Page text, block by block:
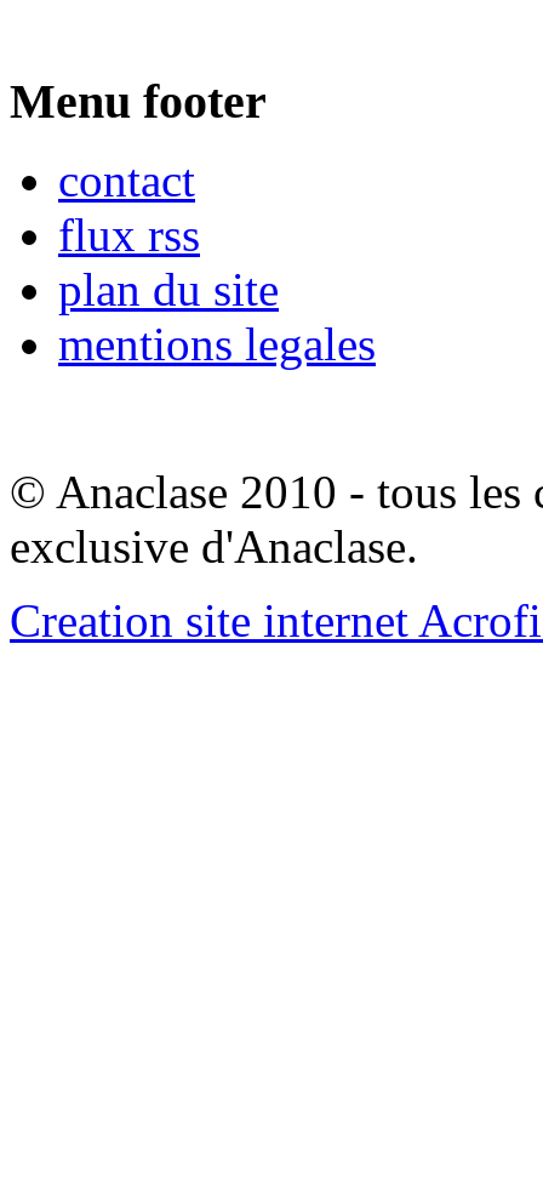
Menu footer
contact
flux rss
plan du site
mentions legales
© Anaclase 2010 - tous les
exclusive d'Anaclase.
Creation site internet